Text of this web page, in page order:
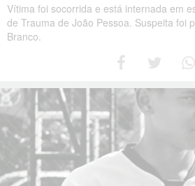
Vítima foi socorrida e está internada em
de Trauma de João Pessoa. Suspeita foi
Branco.